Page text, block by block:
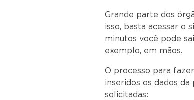
Grande parte dos
isso, basta acessar o
minutos você pode
exemplo, em mãos.
O processo para
inseridos os dados
solicitadas: